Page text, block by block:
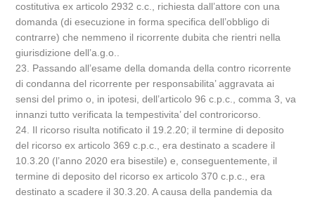
costitutiva ex articolo 2932 c.c., richiesta dall’attore con una
domanda (di esecuzione in forma specifica dell’obbligo di
contrarre) che nemmeno il ricorrente dubita che rientri nella
giurisdizione dell’a.g.o..
23. Passando all’esame della domanda della contro ricorrente
di condanna del ricorrente per responsabilita’ aggravata ai
sensi del primo o, in ipotesi, dell’articolo 96 c.p.c., comma 3, va
innanzi tutto verificata la tempestivita’ del controricorso.
24. Il ricorso risulta notificato il 19.2.20; il termine di deposito
del ricorso ex articolo 369 c.p.c., era destinato a scadere il
10.3.20 (l’anno 2020 era bisestile) e, conseguentemente, il
termine di deposito del ricorso ex articolo 370 c.p.c., era
destinato a scadere il 30.3.20. A causa della pandemia da